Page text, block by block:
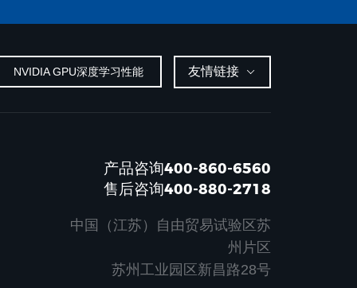
NVIDIA GPU深度学习性能 友情链接
产品咨询400-860-6560
售后咨询400-880-2718
中国（江苏）自由贸易试验区苏
州片区
苏州工业园区新昌路28号